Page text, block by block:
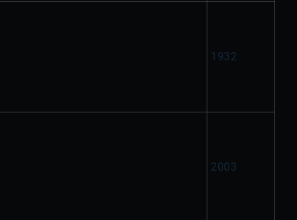
1932
2003